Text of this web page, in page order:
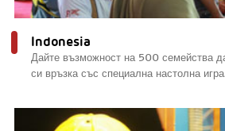
Indonesia
Дайте възможност на 500 семейства
си връзка със специална настолна игра.